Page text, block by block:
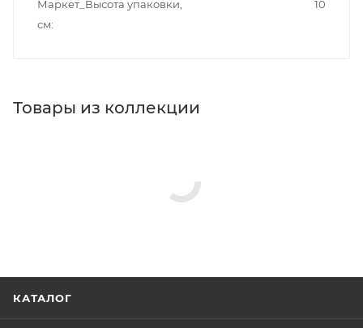
Маркет_Высота упаковки,
см
10
Товары из коллекции
КАТАЛОГ